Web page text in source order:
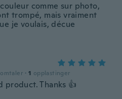
comme sur photo,
trompé, mais vraiment
je voulais, décue
omtaler · 1 opplastinger
product. Thanks 👍